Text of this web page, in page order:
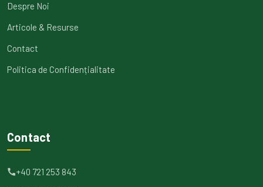
Despre Noi
Articole & Resurse
Contact
Politica de Confidențialitate
Contact
+40 721 253 843